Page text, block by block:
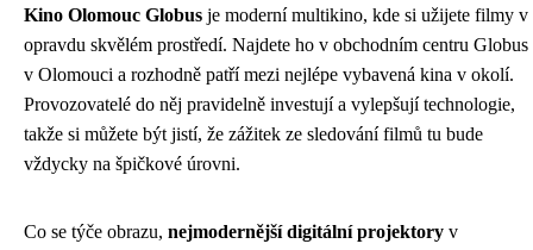
Kino Olomouc Globus je moderní multikino, kde si užijete filmy v
opravdu skvělém prostředí. Najdete ho v obchodním centru Globus
v Olomouci a rozhodně patří mezi nejlépe vybavená kina v okolí.
Provozovatelé do něj pravidelně investují a vylepšují technologie,
takže si můžete být jistí, že zážitek ze sledování filmů tu bude
vždycky na špičkové úrovni.
Co se týče obrazu, nejmodernější digitální projektory v